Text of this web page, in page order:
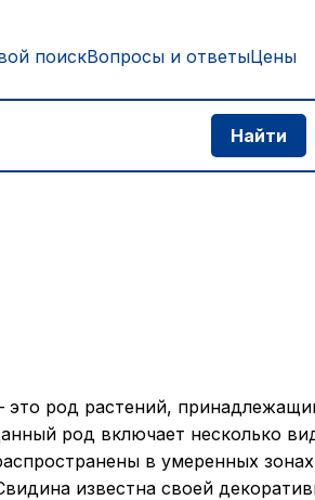
поискВопросы и ответыЦены
род растений,
род включает несколько
в умеренных зонах
известна своей